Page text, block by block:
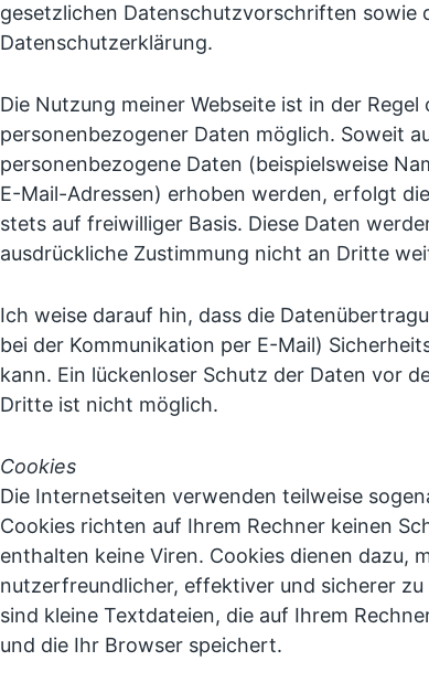
gesetzlichen Datenschutzvorschriften sowie
Datenschutzerklärung.
Die Nutzung meiner Webseite ist in der Regel
personenbezogener Daten möglich. Soweit
personenbezogene Daten (beispielsweise
E-Mail-Adressen) erhoben werden, erfolgt
stets auf freiwilliger Basis. Diese Daten
ausdrückliche Zustimmung nicht an Dritte
Ich weise darauf hin, dass die
bei der Kommunikation per E-Mail)
kann. Ein lückenloser Schutz der Daten vor
Dritte ist nicht möglich.
Cookies
Die Internetseiten verwenden teilweise
Cookies richten auf Ihrem Rechner keinen
enthalten keine Viren. Cookies dienen dazu,
nutzerfreundlicher, effektiver und sicherer zu
sind kleine Textdateien, die auf Ihrem
und die Ihr Browser speichert.